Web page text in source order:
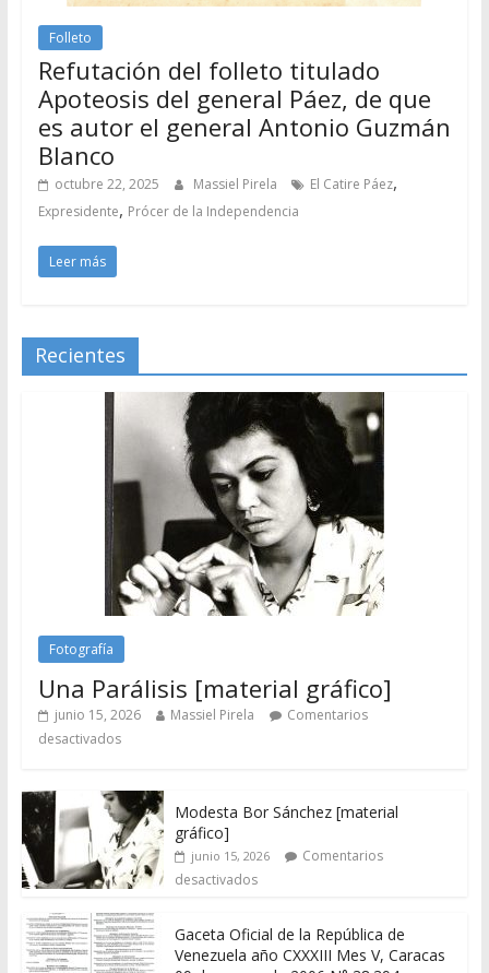
Folleto
Refutación del folleto titulado
Apoteosis del general Páez, de que
es autor el general Antonio Guzmán
Blanco
octubre 22, 2025 Massiel Pirela El Catire Páez,
Expresidente, Prócer de la Independencia
Leer más
Recientes
Fotografía
Una Parálisis [material gráfico]
junio 15, 2026 Massiel Pirela
Comentarios
desactivados
Modesta Bor Sánchez [material
gráfico]
junio 15, 2026
Comentarios
desactivados
Gaceta Oficial de la República de
Venezuela año CXXXIII Mes V, Caracas